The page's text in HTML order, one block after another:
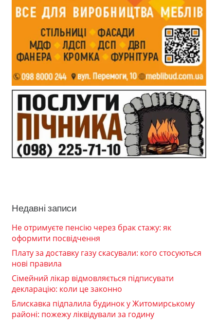
Недавні записи
Не отримуєте пенсію через брак стажу: як
оформити посвідчення
Плату за доставку газу скасували: кого стосуються
нові правила
Сімейний лікар відмовляється підписувати
декларацію: коли це законно
Блискавка підпалила будинок у Житомирському
районі: пожежу ліквідували за годину